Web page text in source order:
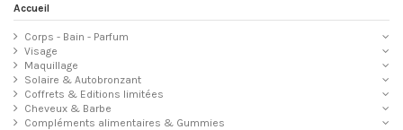
Accueil
Corps - Bain - Parfum
Visage
Maquillage
Solaire & Autobronzant
Coffrets & Editions limitées
Cheveux & Barbe
Compléments alimentaires & Gummies